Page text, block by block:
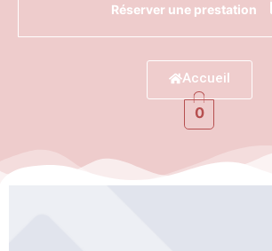
Réserver une prestation
Accueil
0